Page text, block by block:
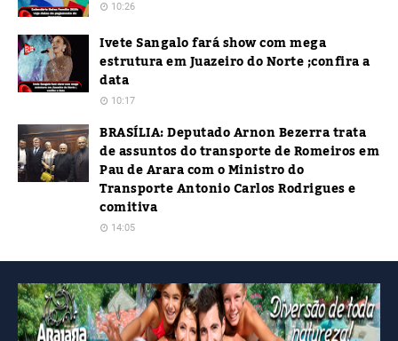
10:26
Ivete Sangalo fará show com mega
estrutura em Juazeiro do Norte ;confira a
data
10:17
BRASÍLIA: Deputado Arnon Bezerra trata
de assuntos do transporte de Romeiros em
Pau de Arara com o Ministro do
Transporte Antonio Carlos Rodrigues e
comitiva
14:05